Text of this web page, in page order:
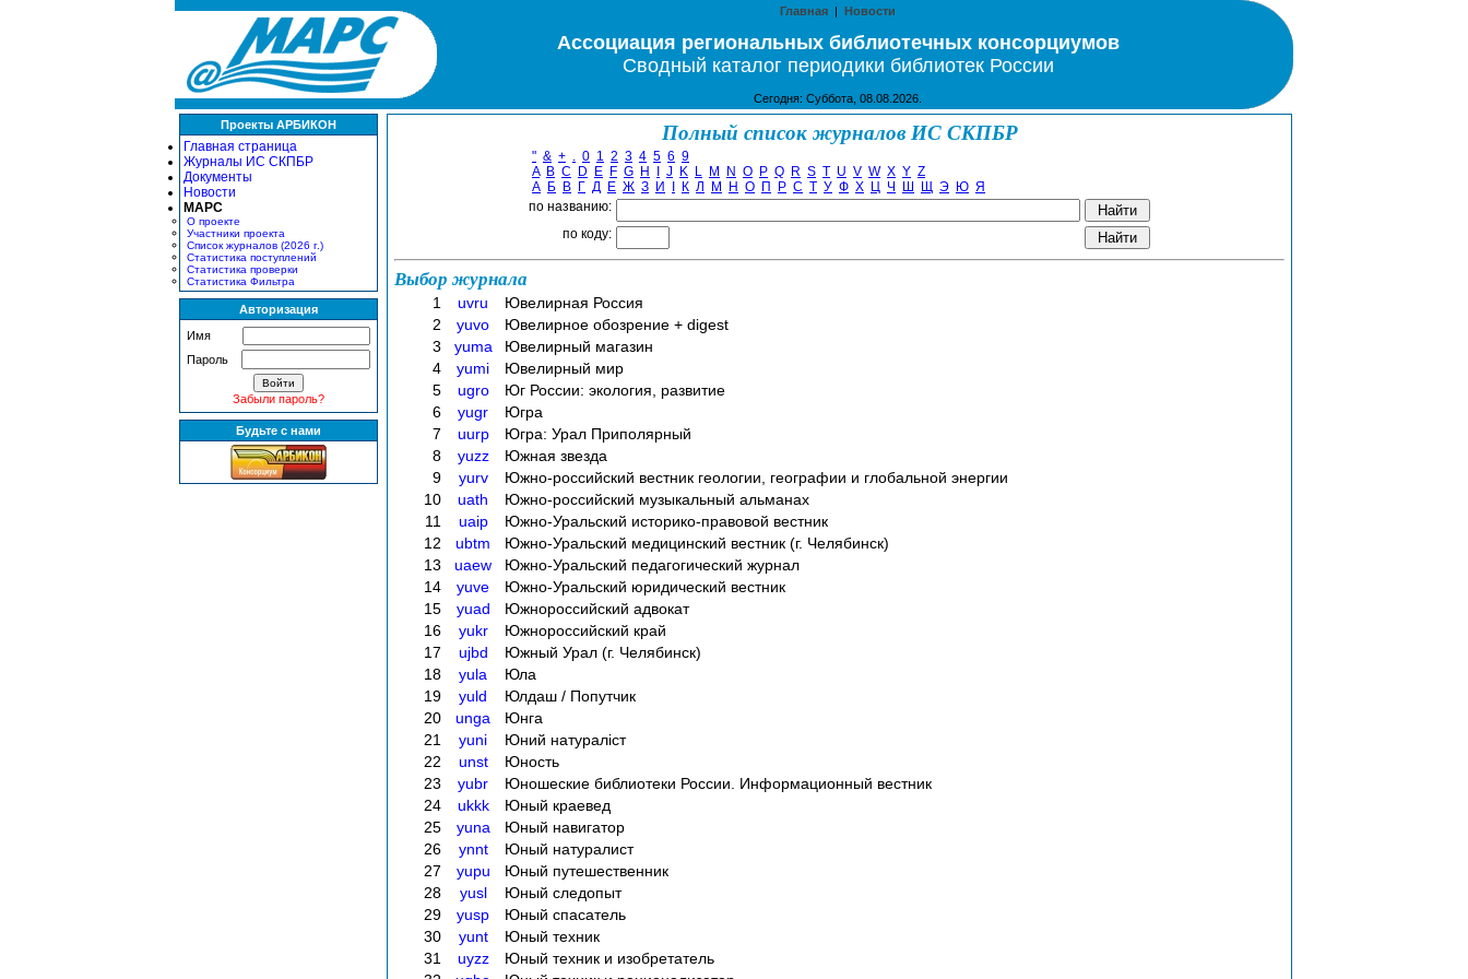
Главная | Новости
Ассоциация региональных библиотечных консорциумов
Сводный каталог периодики библиотек России
Сегодня: Суббота, 08.08.2026.
Проекты АРБИКОН
Главная страница
Журналы ИС СКПБР
Документы
Новости
МАРС
О проекте
Участники проекта
Список журналов (2026 г.)
Статистика поступлений
Статистика проверки
Статистика Фильтра
Авторизация
Имя
Пароль
Забыли пароль?
Будьте с нами
Полный список журналов ИС СКПБР
" & + . 0 1 2 3 4 5 6 9
A B C D E F G H J K L M N O P Q R S T U V W X Y Z
А Б В Г Д Е Ж З И К Л М Н О П Р С Т У Ф Х Ц Ч Ш Щ Э Ю Я
по названию:
по коду:
Выбор журнала
1 uvru
Ювелирная Россия
2
yuvo
Ювелирное обозрение + digest
3
yuma
Ювелирный магазин
4
yumi
Ювелирный мир
5
ugro
Юг России: экология, развитие
6
yugr
Югра
7
uurp
Югра: Урал Приполярный
8
yuzz
Южная звезда
9
yurv
Южно-российский вестник геологии, географии и глобальной энергии
10
uath
Южно-российский музыкальный альманах
11
uaip
Южно-Уральский историко-правовой вестник
12
ubtm
Южно-Уральский медицинский вестник (г. Челябинск)
13
uaew
Южно-Уральский педагогический журнал
14
yuve
Южно-Уральский юридический вестник
15
yuad
Южнороссийский адвокат
16
yukr
Южнороссийский край
17
ujbd
Южный Урал (г. Челябинск)
18
yula
Юла
19
yuld
Юлдаш / Попутчик
20
unga
Юнга
21
yuni
Юний натураліст
22
unst
Юность
23
yubr
Юношеские библиотеки России. Информационный вестник
24
ukkk
Юный краевед
25
yuna
Юный навигатор
26
ynnt
Юный натуралист
27
yupu
Юный путешественник
28
yusl
Юный следопыт
29
yusp
Юный спасатель
30
yunt
Юный техник
31
uyzz
Юный техник и изобретатель